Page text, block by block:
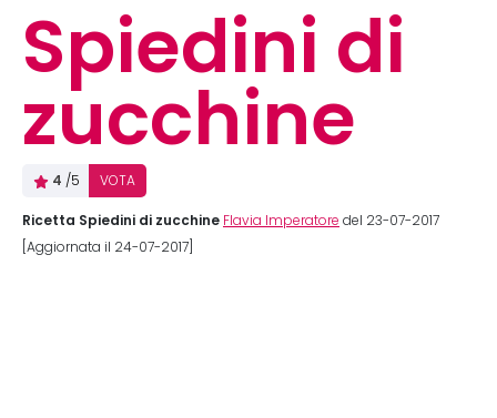
Spiedini di
zucchine
4 /5 VOTA
Ricetta Spiedini di zucchine Flavia Imperatore del 23-07-2017
[Aggiornata il 24-07-2017]